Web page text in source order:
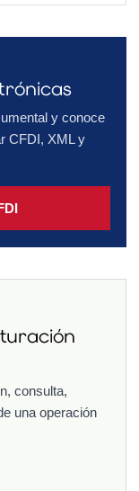
y conoce
CFDI, XML y
consulta,
una operación